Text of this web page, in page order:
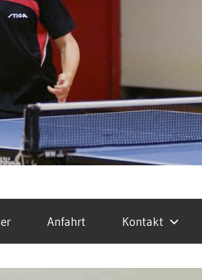
Anfahrt Kontakt